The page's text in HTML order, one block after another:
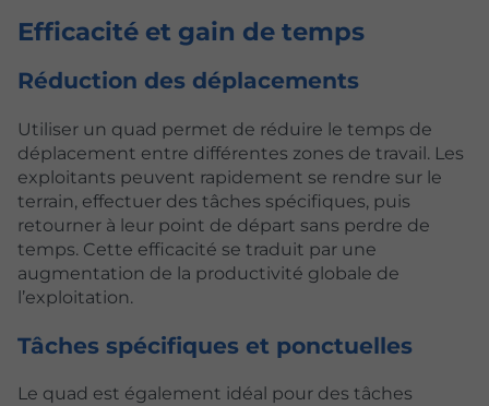
Efficacité et gain de temps
Réduction des déplacements
Utiliser un quad permet de réduire le temps de
déplacement entre différentes zones de travail. Les
exploitants peuvent rapidement se rendre sur le
terrain, effectuer des tâches spécifiques, puis
retourner à leur point de départ sans perdre de
temps. Cette efficacité se traduit par une
augmentation de la productivité globale de
l’exploitation.
Tâches spécifiques et ponctuelles
Le quad est également idéal pour des tâches